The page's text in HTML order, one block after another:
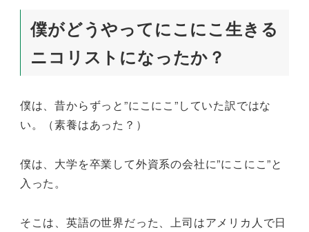
僕がどうやってにこにこ生きる
ニコリストになったか？
僕は、昔からずっと”にこにこ”していた訳ではな
い。（素養はあった？）
僕は、大学を卒業して外資系の会社に”にこにこ”と
入った。
そこは、英語の世界だった、上司はアメリカ人で日